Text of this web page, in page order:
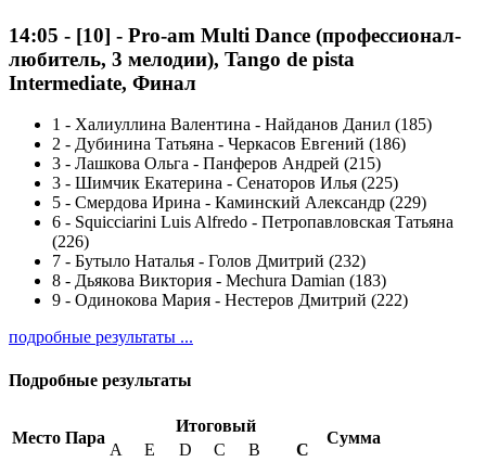
14:05 - [10] - Pro-am Multi Dance (профессионал-
любитель, 3 мелодии), Tango de pista
Intermediate, Финал
1 - Халиуллина Валентина - Найданов Данил (185)
2 - Дубинина Татьяна - Черкасов Евгений (186)
3 - Лашкова Ольга - Панферов Андрей (215)
3 - Шимчик Екатерина - Сенаторов Илья (225)
5 - Смердова Ирина - Каминский Александр (229)
6 - Squicciarini Luis Alfredo - Петропавловская Татьяна
(226)
7 - Бутыло Наталья - Голов Дмитрий (232)
8 - Дьякова Виктория - Mechura Damian (183)
9 - Одинокова Мария - Нестеров Дмитрий (222)
подробные результаты ...
Подробные результаты
Место Пара
Итоговый
Сумма
A E D C B
С